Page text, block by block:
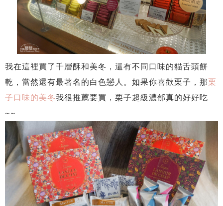
我在這裡買了千層酥和美冬，還有不同口味的貓舌頭餅
乾，當然還有最著名的白色戀人。如果你喜歡栗子，那栗
子口味的美冬我很推薦要買，栗子超級濃郁真的好好吃
~~